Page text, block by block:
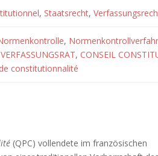
, Staatsrecht,
,
VERFASSUNGSRAT, CONSEIL
constitutionnalité
(QPC) vollendete im französischen